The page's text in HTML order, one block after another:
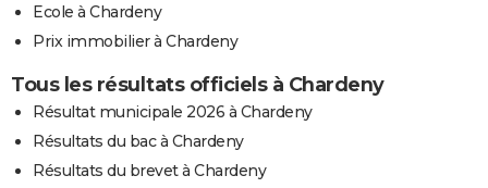
Ecole à Chardeny
Prix immobilier à Chardeny
Tous les résultats officiels à Chardeny
Résultat municipale 2026 à Chardeny
Résultats du bac à Chardeny
Résultats du brevet à Chardeny